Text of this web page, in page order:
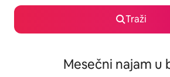
Traži
Mesečni najam u